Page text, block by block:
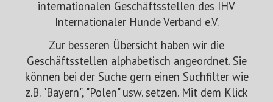
Gesundheit
Zucht
Ausbildung
internationalen Geschäftsstellen des IHV
Internationaler Hunde Verband e.V.
Zur besseren Übersicht haben wir die
Geschäftsstellen alphabetisch angeordnet. Sie
können bei der Suche gern einen Suchfilter wie
z.B. "Bayern", "Polen" usw. setzen. Mit dem Klick